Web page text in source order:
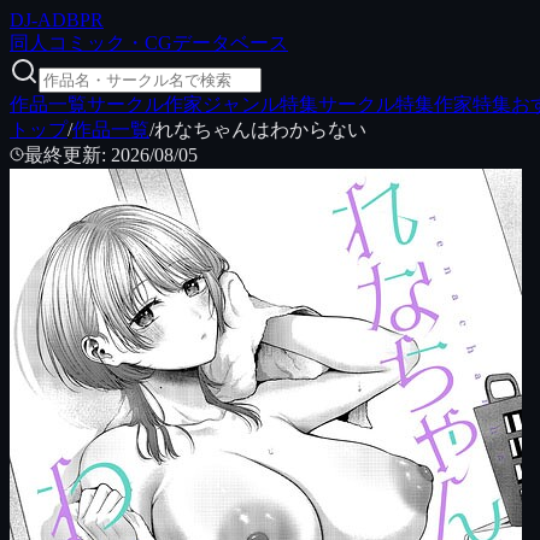
DJ-ADBPR
同人コミック・CGデータベース
作品一覧サークル作家ジャンル特集サークル特集作家特集お
トップ/作品一覧/れなちゃんはわからない
最終更新: 2026/08/05